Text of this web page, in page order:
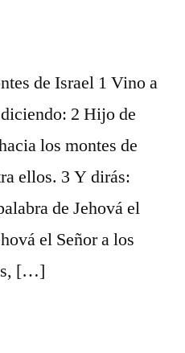
de Israel 1 Vino a
2 Hijo de
los montes de
ellos. 3 Y dirás:
de Jehová el
el Señor a los
[…]